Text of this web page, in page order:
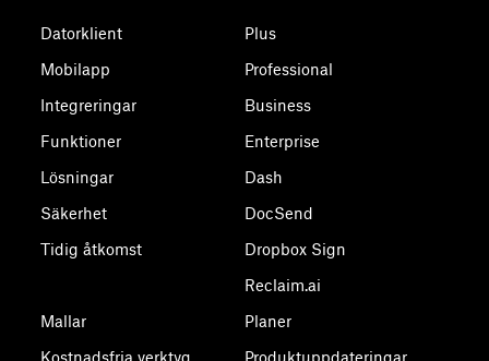
Datorklient
Mobilapp
Integreringar
Funktioner
Lösningar
Säkerhet
Tidig åtkomst
Mallar
Kostnadsfria verktyg
Plus
Professional
Business
Enterprise
Dash
DocSend
Dropbox Sign
Reclaim.ai
Planer
Produktuppdateringar